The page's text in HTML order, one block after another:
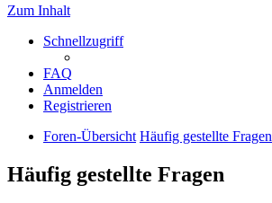
Zum Inhalt
Schnellzugriff
FAQ
Anmelden
Registrieren
Foren-Übersicht Häufig gestellte Fragen
Häufig gestellte Fragen